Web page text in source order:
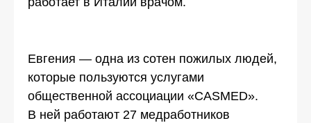
Евгения — одна из сотен пожилых людей,
которые пользуются услугами
общественной ассоциации «CASMED».
В ней работают 27 медработников